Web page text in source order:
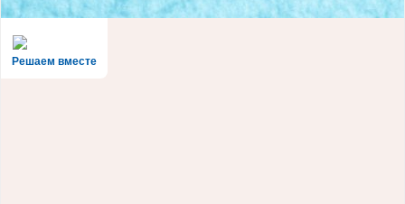
Решаем вместе